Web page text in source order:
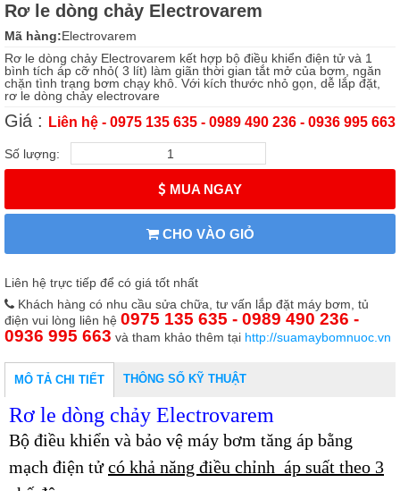
Rơ le dòng chảy Electrovarem
Mã hàng:Electrovarem
Rơ le dòng chảy Electrovarem kết hợp bộ điều khiển điện tử và 1
bình tích áp cỡ nhỏ( 3 lít) làm giãn thời gian tắt mở của bơm, ngăn
chặn tình trạng bơm chạy khô. Với kích thước nhỏ gọn, dễ lắp đặt,
rơ le dòng chảy electrovare
Giá : Liên hệ - 0975 135 635 - 0989 490 236 - 0936 995 663
Số lượng:
MUA NGAY
CHO VÀO GIỎ
Liên hệ trực tiếp để có giá tốt nhất
Khách hàng có nhu cầu sửa chữa, tư vấn lắp đặt máy bơm, tủ
điện vui lòng liên hệ 0975 135 635 - 0989 490 236 -
0936 995 663 và tham khảo thêm tại http://suamaybomnuoc.vn
MÔ TẢ CHI TIẾT THÔNG SỐ KỸ THUẬT
Rơ le dòng chảy Electrovarem
Bộ điều khiển và bảo vệ máy bơm tăng áp bằng
mạch điện tửcó khả năng điều chỉnh áp suất theo 3